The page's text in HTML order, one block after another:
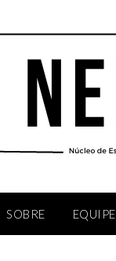
SOBRE EQUIPE